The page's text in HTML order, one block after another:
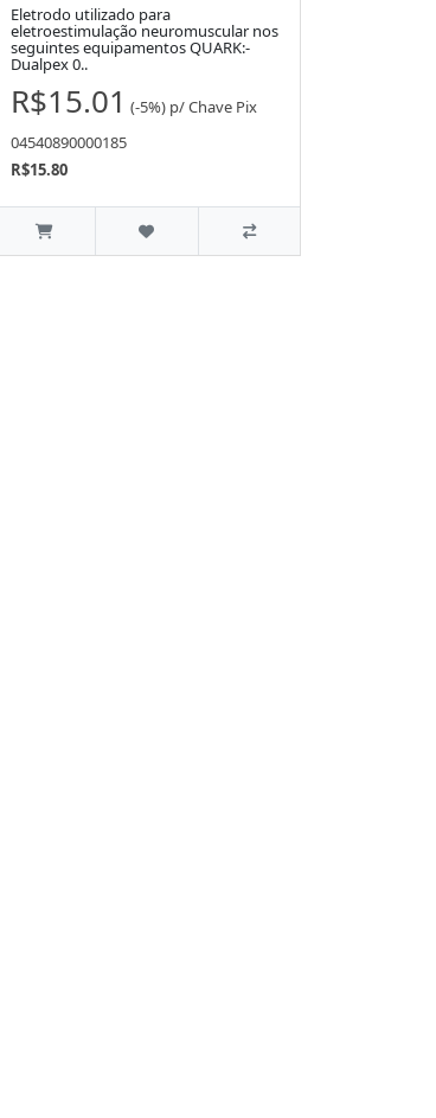
Eletrodo utilizado para
eletroestimulação neuromuscular nos
seguintes equipamentos QUARK:-
Dualpex 0..
R$15.01 (-5%) p/Chave Pix
04540890000185
R$15.80